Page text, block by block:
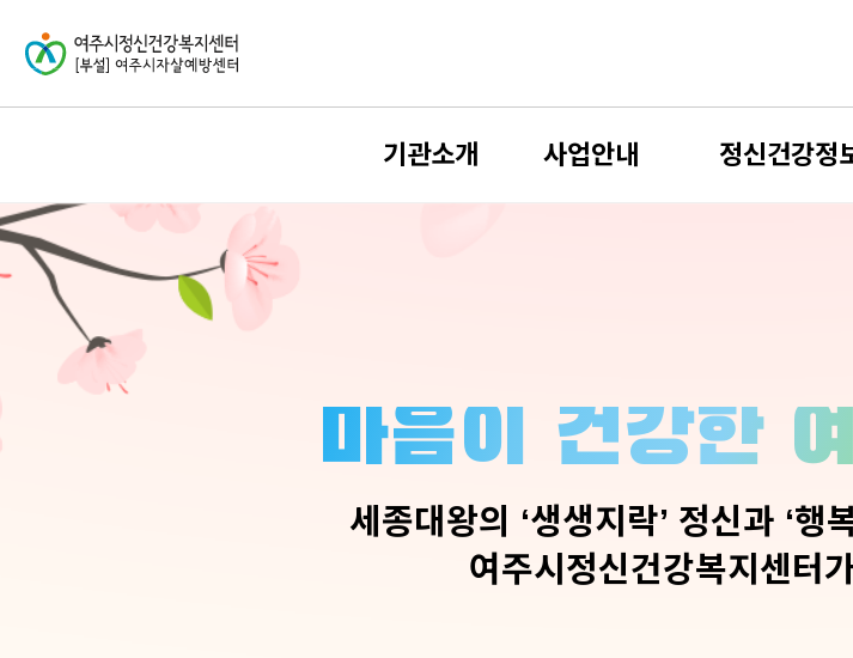
기관소개
CI소개
사업안내
의뢰서
정신건강정
지역자원
마음이 건강한
세종대왕의 ‘생생지락’ 정신과 ‘행
여주시정신건강복지센터